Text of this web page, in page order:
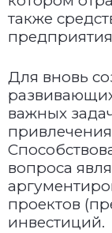
также
Для вновь
важных
вопроса
проектов
инвестиций.